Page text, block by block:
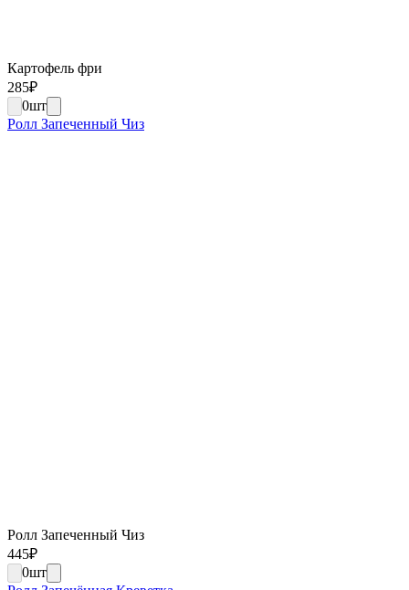
Картофель фри
285₽
0шт
Ролл Запеченный Чиз
Ролл Запеченный Чиз
445₽
0шт